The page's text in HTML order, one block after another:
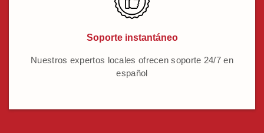
Soporte instantáneo
Nuestros expertos locales ofrecen soporte 24/7 en
español